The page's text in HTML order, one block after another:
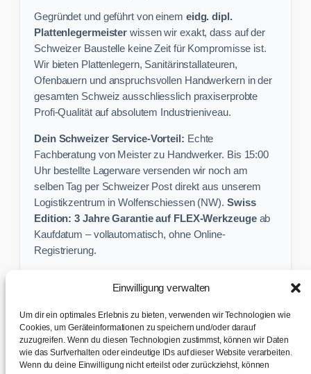
Einwilligung verwalten
Um dir ein optimales Erlebnis zu bieten, verwenden wir Technologien wie
Cookies, um Geräteinformationen zu speichern und/oder darauf
zuzugreifen. Wenn du diesen Technologien zustimmst, können wir Daten
wie das Surfverhalten oder eindeutige IDs auf dieser Website verarbeiten.
Wenn du deine Einwilligung nicht erteilst oder zurückziehst, können
Gegründet und geführt von einem eidg. dipl.
Plattenlegermeister wissen wir exakt, dass auf der
Schweizer Baustelle keine Zeit für Kompromisse ist.
Wir bieten Plattenlegern, Sanitärinstallateuren,
Ofenbauern und anspruchsvollen Handwerkern in der
gesamten Schweiz ausschliesslich praxiserprobte
Profi-Qualität auf absolutem Industrieniveau.
Dein Schweizer Service-Vorteil: Echte
Fachberatung von Meister zu Handwerker. Bis 15:00
Uhr bestellte Lagerware versenden wir noch am
selben Tag per Schweizer Post direkt aus unserem
Logistikzentrum in Wolfenschiessen (NW). Swiss
Edition: 3 Jahre Garantie auf FLEX-Werkzeugeab
Kaufdatum – vollautomatisch, ohne Online-
Registrierung.
Sichere dir exklusive Angebote und praktische
Baustellen-Tipps direkt in dein Postfach.
✉ Zur Anmeldung